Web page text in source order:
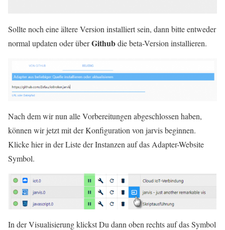
Sollte noch eine ältere Version installiert sein, dann bitte entweder
normal updaten oder überGithubdie beta-Version installieren.
Nach dem wir nun alle Vorbereitungen abgeschlossen haben,
können wir jetzt mit der Konfiguration von jarvis beginnen.
Klicke hier in der Liste der Instanzen auf das Adapter-Website
Symbol.
In der Visualisierung klickst Du dann oben rechts auf das Symbol